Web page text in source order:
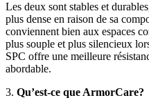
Les deux sont stables et
plus dense en raison de sa
conviennent bien aux espaces
plus souple et plus silencieux
SPC offre une meilleure
abordable.
3. Qu’est-ce que ArmorCare?